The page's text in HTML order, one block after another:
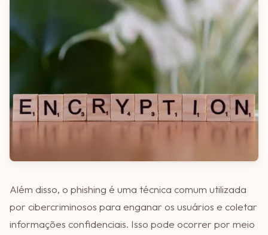
Além disso, o phishing é uma técnica comum utilizada
por cibercriminosos para enganar os usuários e coletar
informações confidenciais. Isso pode ocorrer por meio